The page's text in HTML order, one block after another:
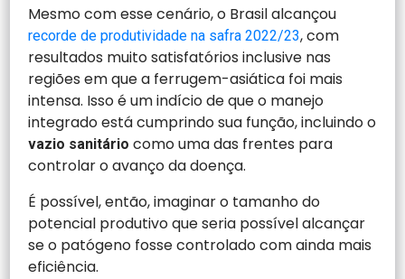
Mesmo com esse cenário, o Brasil alcançou
recorde de produtividade na safra 2022/23, com
resultados muito satisfatórios inclusive nas
regiões em que a ferrugem-asiática foi mais
intensa. Isso é um indício de que o manejo
integrado está cumprindo sua função, incluindo o
vazio sanitário como uma das frentes para
controlar o avanço da doença.
É possível, então, imaginar o tamanho do
potencial produtivo que seria possível alcançar
se o patógeno fosse controlado com ainda mais
eficiência.